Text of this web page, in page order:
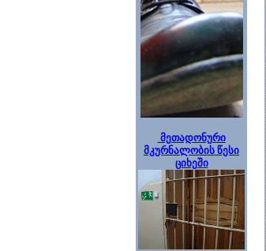
მეთადონური
მკურნალობის წესი
ციხეში